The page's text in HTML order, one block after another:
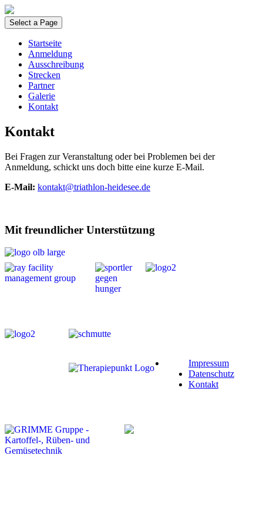
Select a Page
Startseite
Anmeldung
Ausschreibung
Strecken
Partner
Galerie
Kontakt
Kontakt
Bei Fragen zur Veranstaltung oder bei Problemen bei der
Anmeldung, schickt uns doch bitte eine kurze E-Mail.
E-Mail: kontakt@triathlon-heidesee.de
Mit freundlicher Unterstützung
Impressum
Datenschutz
Kontakt